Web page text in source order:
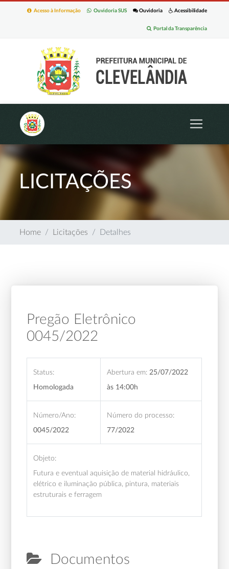
Acessibilidade
Ouvidoria
Ouvidoria SUS
Acesso à Informação
Portal da Transparência
LICITAÇÕES
Home Licitações Detalhes
Pregão Eletrônico
0045/2022
Status:
Homologada
Abertura em: 25/07/2022
às 14:00h
Número/Ano:
0045/2022
Número do processo:
77/2022
Objeto:
Futura e eventual aquisição de material hidráulico,
elétrico e iluminação pública, pintura, materiais
estruturais e ferragem
Documentos